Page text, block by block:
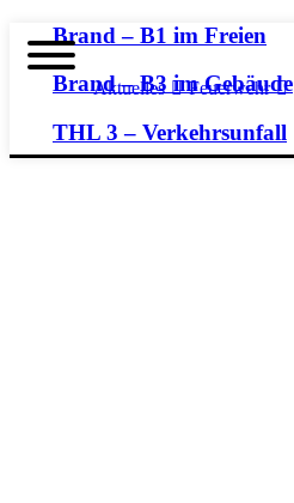
Aktuelles Feuerwehr
Brand – B1 im Freien
Brand – B3 im Gebäude
THL 3 – Verkehrsunfall